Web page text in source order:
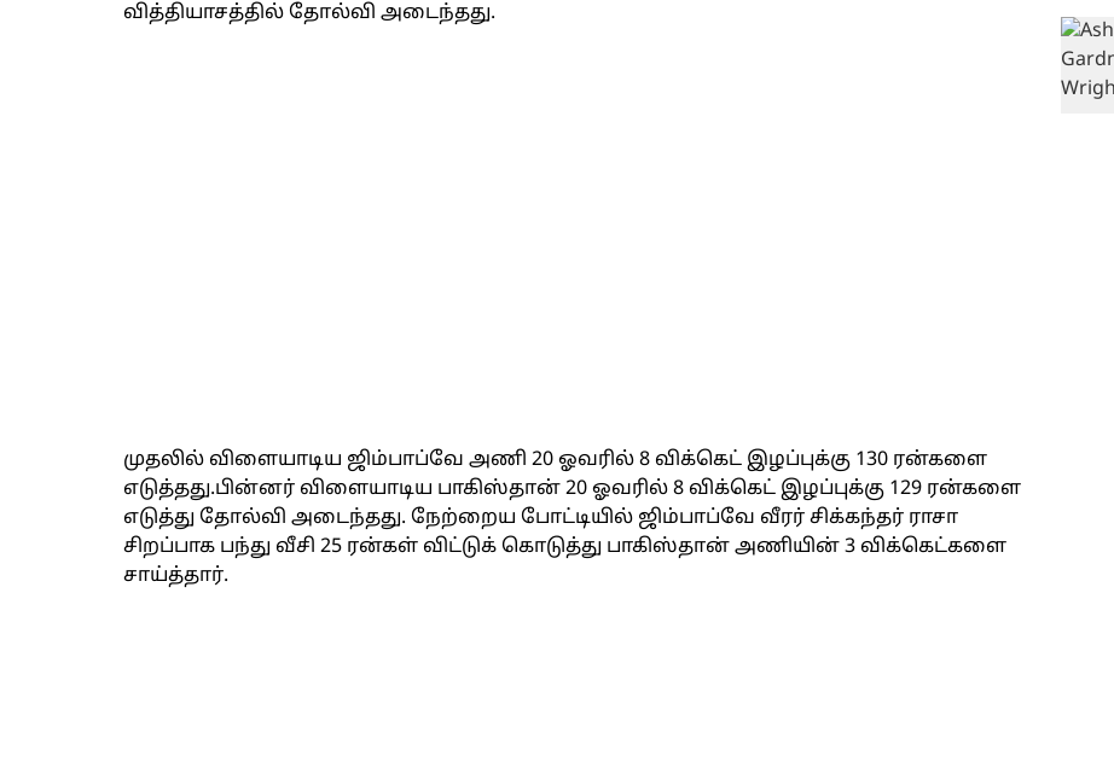
வித்தியாசத்தில் தோல்வி அடைந்தது.
முதலில் விளையாடிய ஜிம்பாப்வே அணி 20 ஓவரில் 8 விக்கெட் இழப்புக்கு 130 ரன்களை
எடுத்தது.பின்னர் விளையாடிய பாகிஸ்தான் 20 ஓவரில் 8 விக்கெட் இழப்புக்கு 129 ரன்களை
எடுத்து தோல்வி அடைந்தது. நேற்றைய போட்டியில் ஜிம்பாப்வே வீரர் சிக்கந்தர் ராசா
சிறப்பாக பந்து வீசி 25 ரன்கள் விட்டுக் கொடுத்து பாகிஸ்தான் அணியின் 3 விக்கெட்களை
சாய்த்தார்.